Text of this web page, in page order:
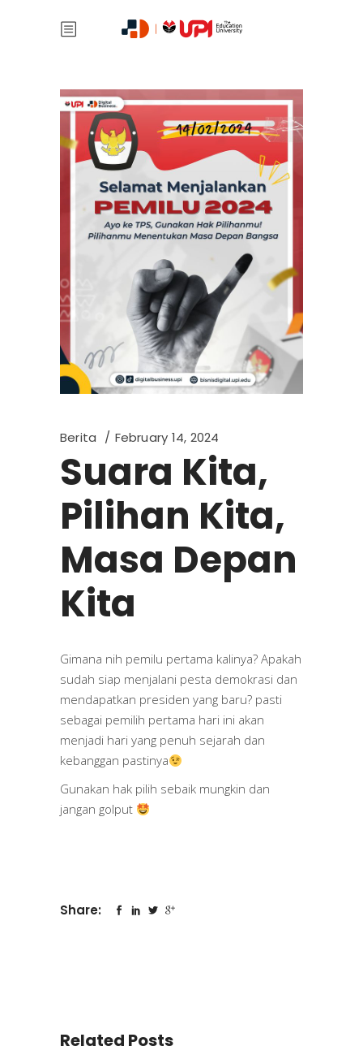
Berita February 14, 2024
Suara Kita,
Pilihan Kita,
Masa Depan
Kita
Gimana nih pemilu pertama kalinya? Apakah
sudah siap menjalani pesta demokrasi dan
mendapatkan presiden yang baru? pasti
sebagai pemilih pertama hari ini akan
menjadi hari yang penuh sejarah dan
kebanggan pastinya
Gunakan hak pilih sebaik mungkin dan
jangan golput
Share:
Related Posts